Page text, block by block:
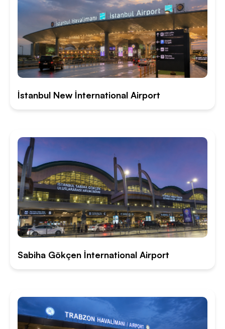
İstanbul New İnternational Airport
Sabiha Gökçen İnternational Airport